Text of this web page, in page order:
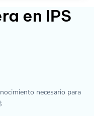
en IPS
necesario para